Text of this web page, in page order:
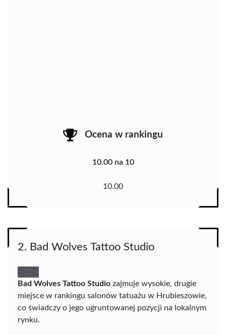
Ocena w rankingu
10.00 na 10
10.00
2. Bad Wolves Tattoo Studio
Bad Wolves Tattoo Studio zajmuje wysokie, drugie
miejsce w rankingu salonów tatuażu w Hrubieszowie,
co świadczy o jego ugruntowanej pozycji na lokalnym
rynku.